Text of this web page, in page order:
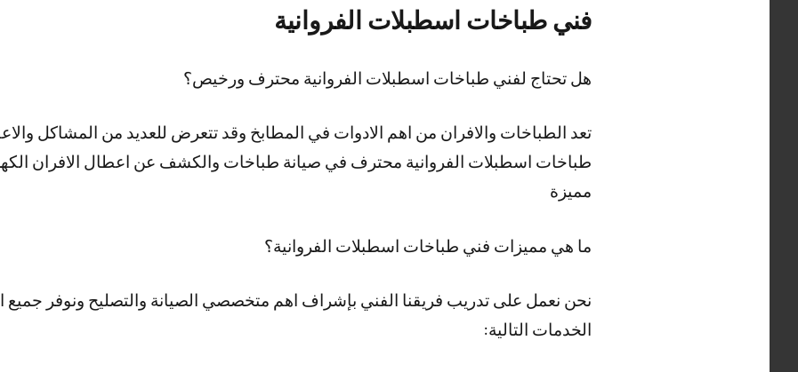
فني طباخات اسطبلات الفروانية
هل تحتاج لفني طباخات اسطبلات الفروانية محترف ورخيص؟
تعد الطباخات والافران من اهم الادوات في المطابخ وقد تتعرض للعديد من المشاكل
طباخات اسطبلات الفروانية محترف في صيانة طباخات والكشف عن اعطال الافران
مميزة
ما هي مميزات فني طباخات اسطبلات الفروانية؟
نحن نعمل على تدريب فريقنا الفني بإشراف اهم متخصصي الصيانة والتصليح ونوفر جميع
الخدمات التالية: